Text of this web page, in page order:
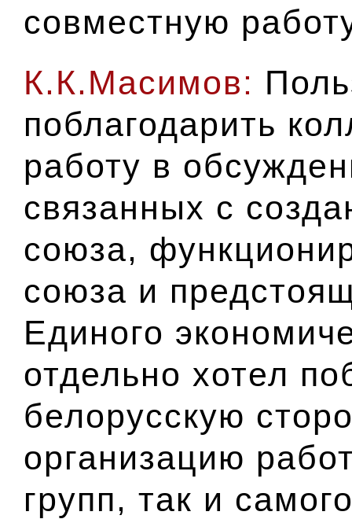
совместную
К.К.Масимов:
поблагодарить
работу в
связанных с
союза,
союза и
Единого
отдельно хотел
белорусскую
организацию
групп, так и